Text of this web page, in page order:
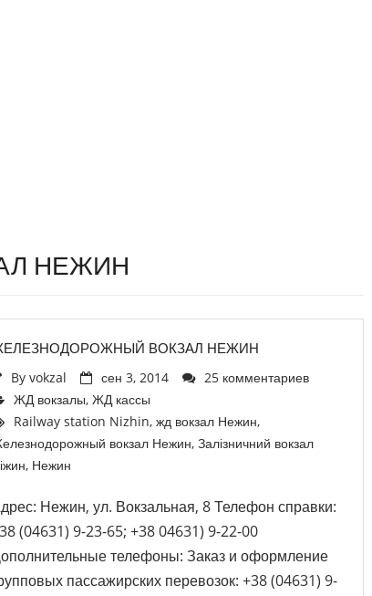
НЕЖИН
ВОКЗАЛ НЕЖИН
Byvokzal сен 3, 2014
25 комментариев
ЖД вокзалы,ЖД кассы
Railway station Nizhin,жд вокзал Нежин,
вокзал Нежин,Залізничний вокзал
, Нежин
Нежин, ул. Вокзальная, 8 Телефон справки:
(04631) 9-23-65; +38 04631) 9-22-00
телефоны: Заказ и оформление
пассажирских перевозок: +38 (04631) 9-